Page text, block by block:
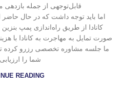
قابل‌توجهی از جمله بازدهی
اما باید توجه داشت که در حال حاضر
کانادا از طریق راه‌اندازی پمپ بنزین
صورت تمایل به مهاجرت به کانادا با
ما جلسه مشاوره تخصصی رزرو کرده
شما را ارزیابی
READING